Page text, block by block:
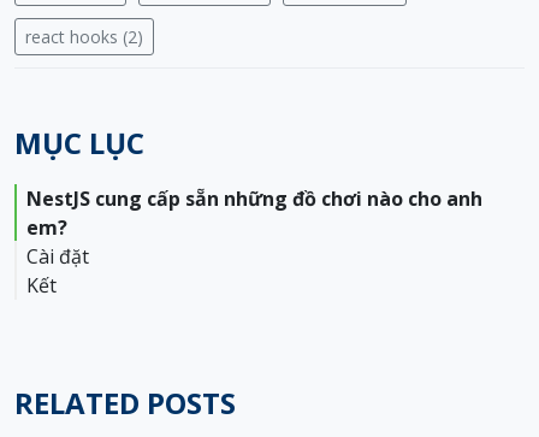
react hooks (2)
MỤC LỤC
NestJS cung cấp sẵn những đồ chơi nào cho anh
em?
Cài đặt
Clone từ starter project
Kết
RELATED POSTS